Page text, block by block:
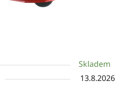
Skladem
13.8.2026